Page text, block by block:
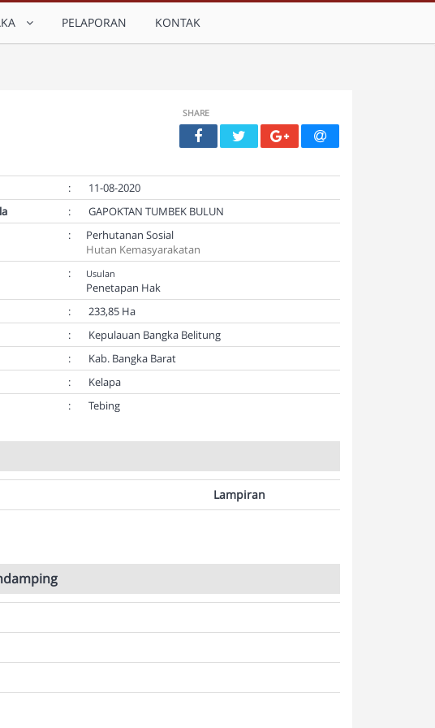
PELAPORAN KONTAK
SHARE
:
11-08-2020
:
GAPOKTAN TUMBEK BULUN
:
Perhutanan Sosial
Hutan Kemasyarakatan
: Usulan
Penetapan Hak
:
233,85 Ha
:
Kepulauan Bangka Belitung
:
Kab. Bangka Barat
:
Kelapa
: Tebing
Lampiran